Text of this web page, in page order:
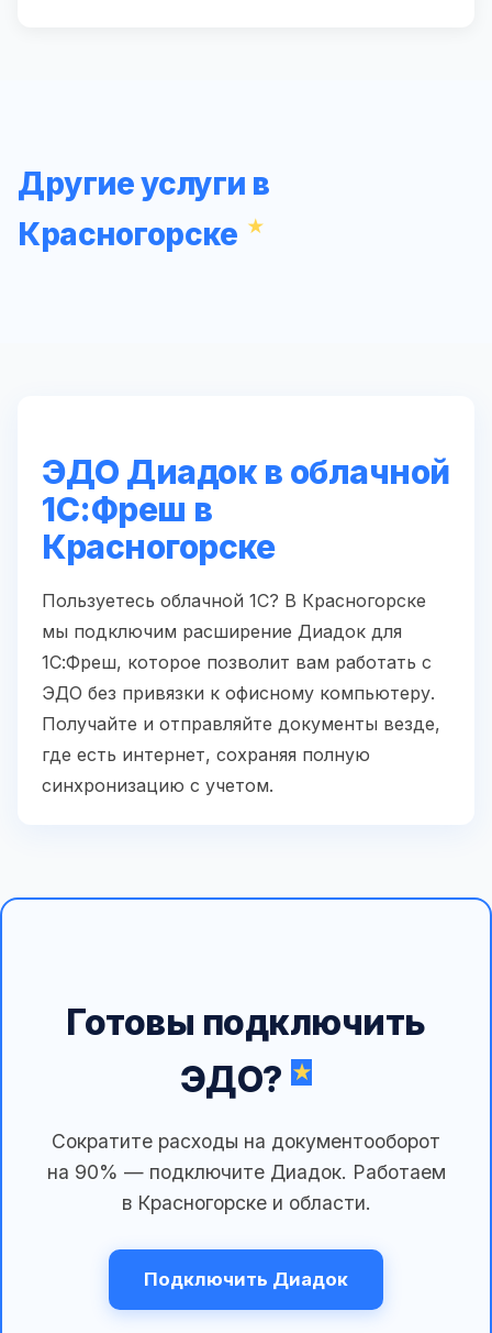
Другие услуги в
Красногорске
ЭДО Диадок в облачной
1С:Фреш в
Красногорске
Пользуетесь облачной 1С? В Красногорске
мы подключим расширение Диадок для
1С:Фреш, которое позволит вам работать с
ЭДО без привязки к офисному компьютеру.
Получайте и отправляйте документы везде,
где есть интернет, сохраняя полную
синхронизацию с учетом.
Готовы подключить
ЭДО?
Сократите расходы на документооборот
на 90% — подключите Диадок. Работаем
в Красногорске и области.
Подключить Диадок